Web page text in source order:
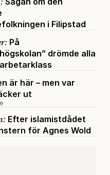
i Filipstad
På
drömde alla
är här – men var
ut
Efter islamistdådet
för Agnes Wold